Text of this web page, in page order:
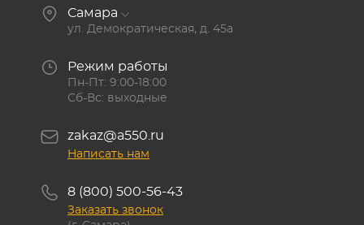
Самара
ул. Демократическая, д. 45а
Режим работы
Пн-Пт: 9:00-18:00
Сб-Вс: выходные
zakaz@a550.ru
Написать нам
8 (800) 500-56-43
Заказать звонок